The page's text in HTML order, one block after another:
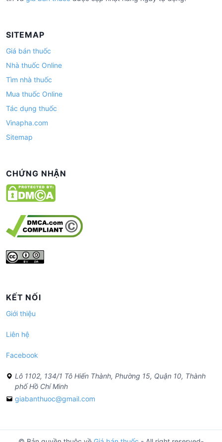
SITEMAP
Giá bán thuốc
Nhà thuốc Online
Tìm nhà thuốc
Mua thuốc Online
Tác dụng thuốc
Vinapha.com
Sitemap
CHỨNG NHẬN
KẾT NỐI
Giới thiệu
Liên hệ
Facebook
Lô 1102, 134/1 Tô Hiến Thành, Phường 15, Quận 10, Thành
phố Hồ Chí Minh
giabanthuoc@gmail.com